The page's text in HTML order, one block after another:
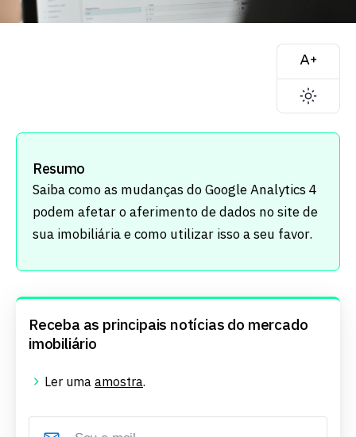
Resumo
Saiba como as mudanças do Google Analytics 4
podem afetar o aferimento de dados no site de
sua imobiliária e como utilizar isso a seu favor.
Receba as principais notícias do mercado
imobiliário
Ler uma amostra.